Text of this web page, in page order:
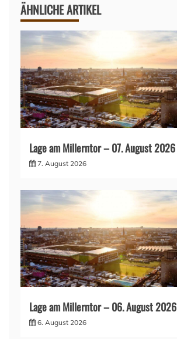
ÄHNLICHE ARTIKEL
Lage am Millerntor – 07. August 2026
7. August 2026
Lage am Millerntor – 06. August 2026
6. August 2026